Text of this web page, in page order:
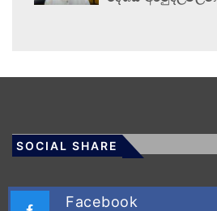
SOCIAL SHARE
Facebook